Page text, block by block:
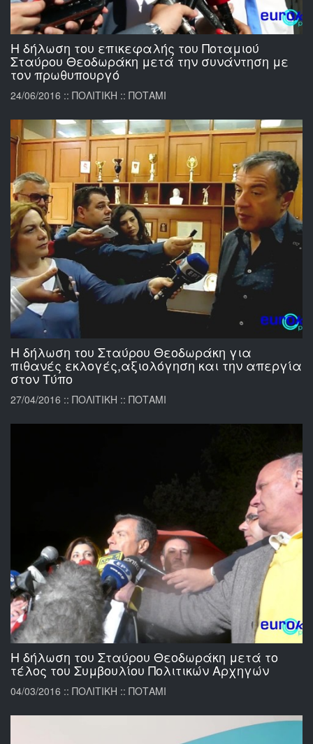
Η δήλωση του επικεφαλής του Ποταμιού
Σταύρου Θεοδωράκη μετά την συνάντηση με
τον πρωθυπουργό
24/06/2016 :: ΠΟΛΙΤΙΚΗ :: ΠΟΤΑΜΙ
Η δήλωση του Σταύρου Θεοδωράκη για
πιθανές εκλογές,αξιολόγηση και την απεργία
στον Τύπο
27/04/2016 :: ΠΟΛΙΤΙΚΗ :: ΠΟΤΑΜΙ
Η δήλωση του Σταύρου Θεοδωράκη μετά το
τέλος του Συμβουλίου Πολιτικών Αρχηγών
04/03/2016 :: ΠΟΛΙΤΙΚΗ :: ΠΟΤΑΜΙ